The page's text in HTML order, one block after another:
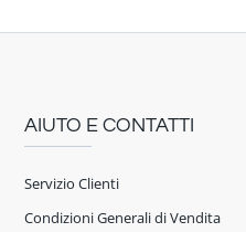
AIUTO E CONTATTI
Servizio Clienti
Condizioni Generali di Vendita